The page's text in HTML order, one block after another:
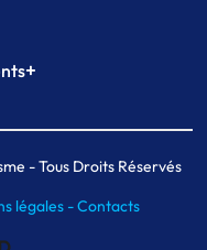
+
- Tous Droits Réservés
légales -Contacts